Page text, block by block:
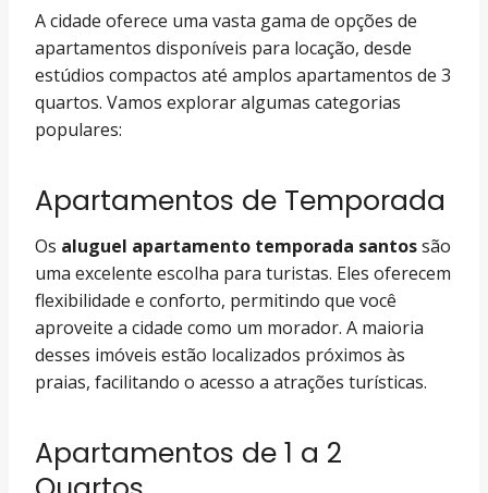
A cidade oferece uma vasta gama de opções de
apartamentos disponíveis para locação, desde
estúdios compactos até amplos apartamentos de 3
quartos. Vamos explorar algumas categorias
populares:
Apartamentos de Temporada
Os aluguel apartamento temporada santossão
uma excelente escolha para turistas. Eles oferecem
flexibilidade e conforto, permitindo que você
aproveite a cidade como um morador. A maioria
desses imóveis estão localizados próximos às
praias, facilitando o acesso a atrações turísticas.
Apartamentos de 1 a 2